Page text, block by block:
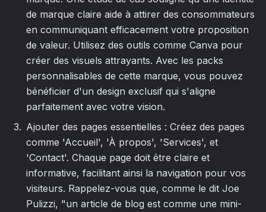
de marque claire aide à attirer des consommateurs
en communiquant efficacement votre proposition
de valeur. Utilisez des outils comme Canva pour
créer des visuels attrayants. Avec les packs
personnalisables de cette marque, vous pouvez
bénéficier d'un design exclusif qui s'aligne
parfaitement avec votre vision.
Ajouter des pages essentielles : Créez des pages
comme 'Accueil', 'À propos', 'Services', et
'Contact'. Chaque page doit être claire et
informative, facilitant ainsi la navigation pour vos
visiteurs. Rappelez-vous que, comme le dit Joe
Pulizzi, "un article de blog est comme une mini-